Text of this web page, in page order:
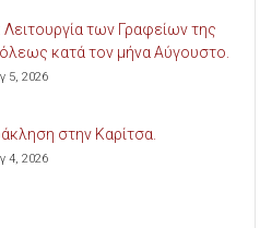
των Γραφείων της
κατά τον μήνα Αύγουστο.
5, 2026
στην Καρίτσα.
4, 2026